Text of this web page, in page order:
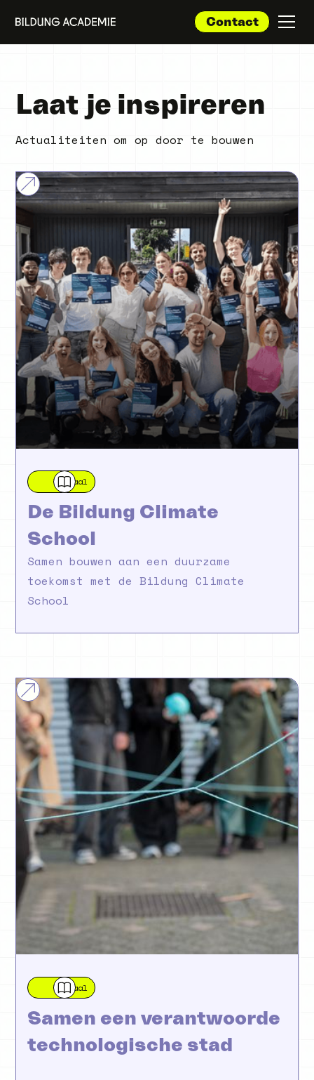
Contact
Laat je inspireren
Actualiteiten om op door te bouwen
Verhaal
De Bildung Climate
School
Samen bouwen aan een duurzame
toekomst met de Bildung Climate
School
Verhaal
Samen een verantwoorde
technologische stad